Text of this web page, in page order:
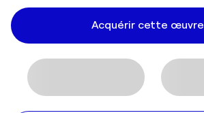
Acquérir cette œuvre